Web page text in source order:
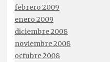
febrero 2009
enero 2009
diciembre 2008
noviembre 2008
octubre 2008